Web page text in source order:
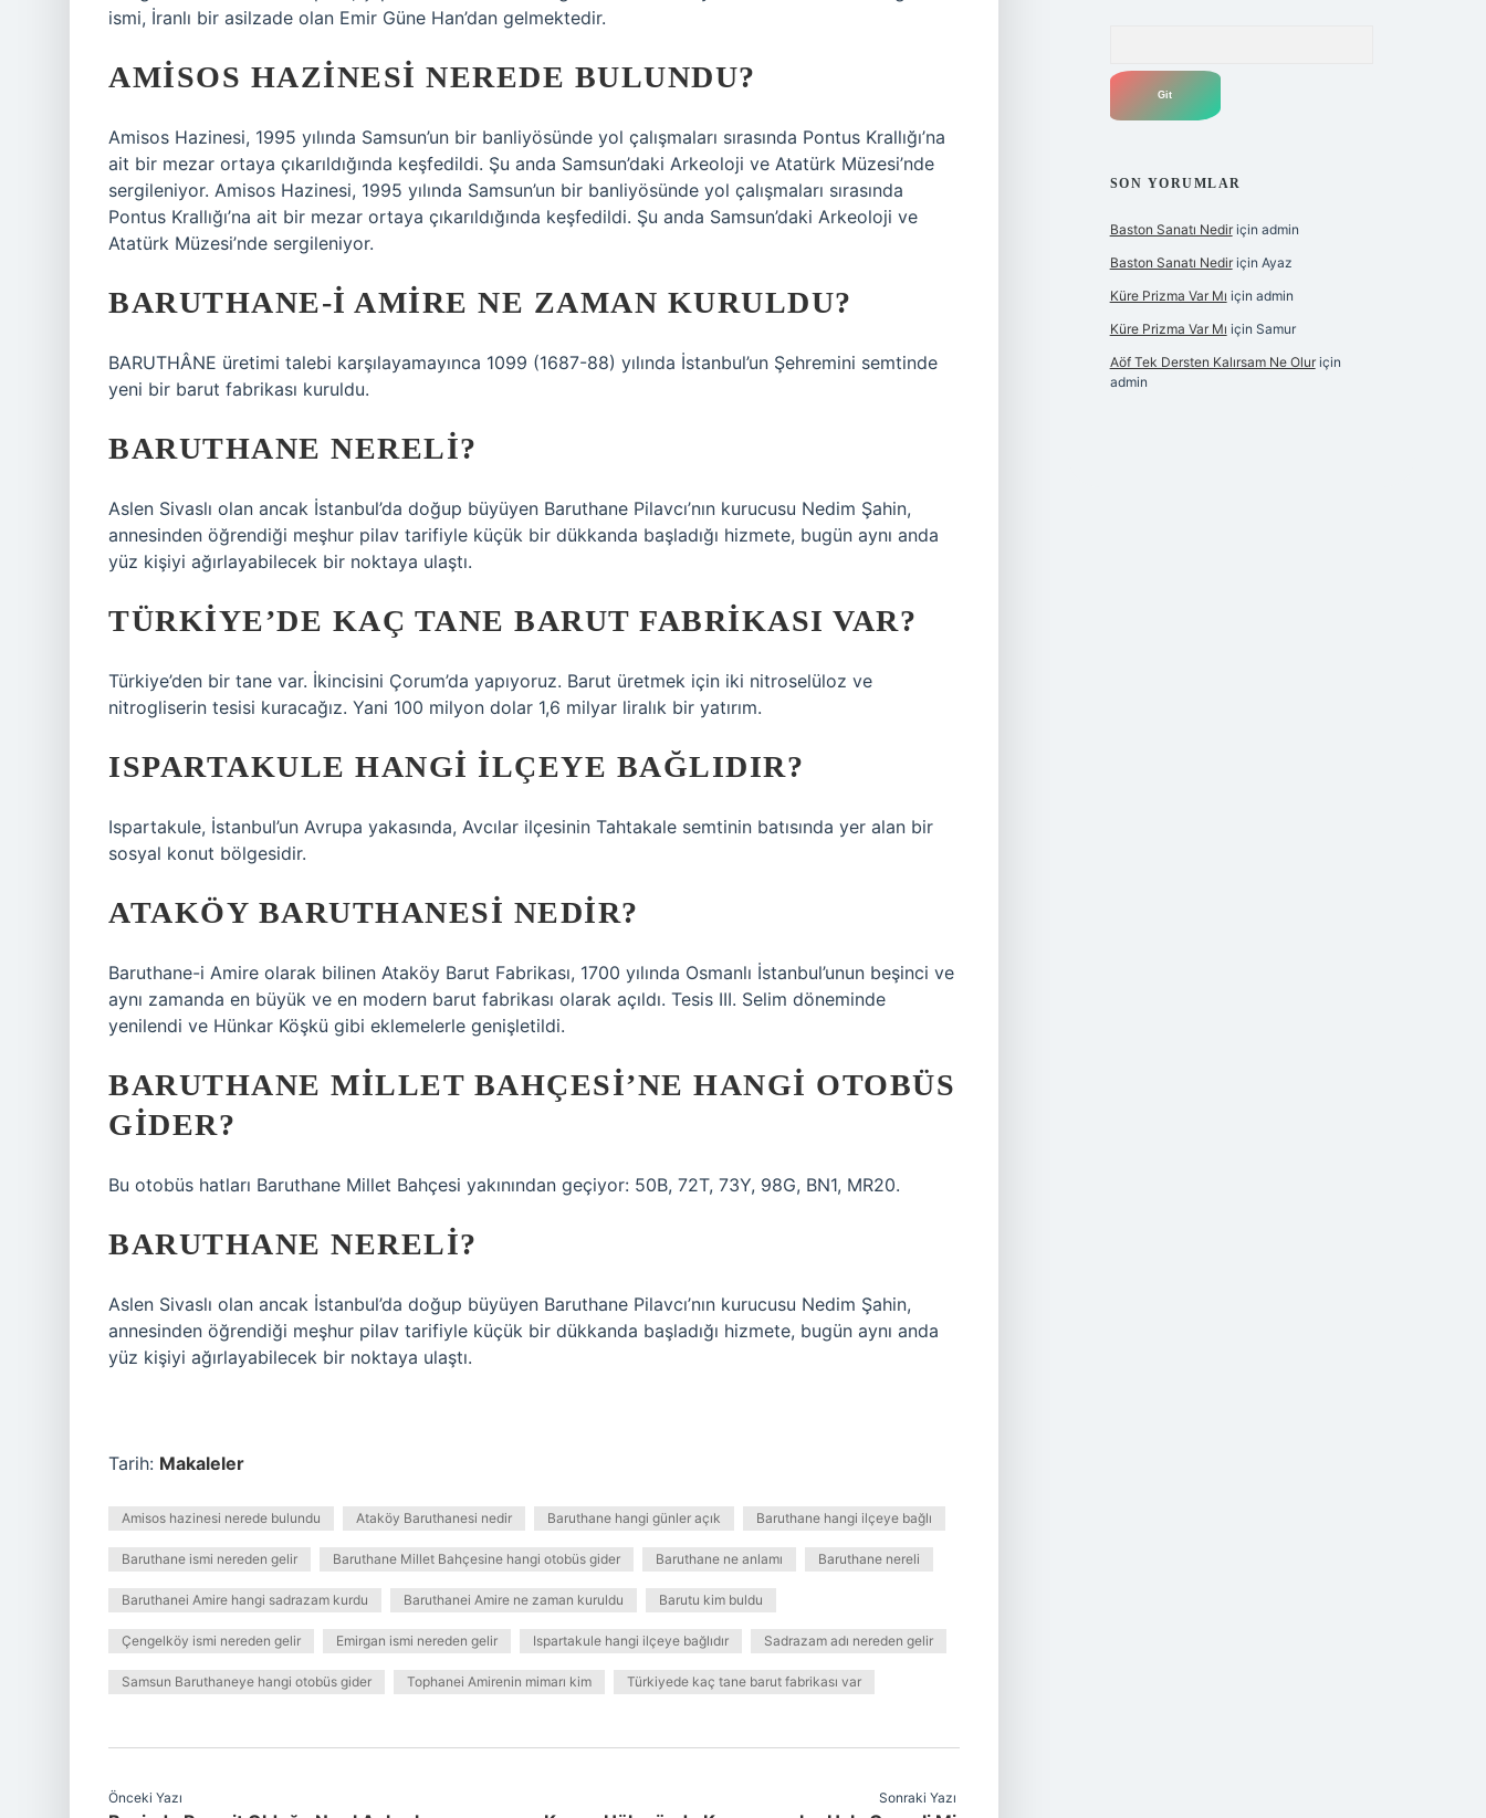
ismi, İranlı bir asilzade olan Emir Güne Han’dan gelmektedir.
AMISOS HAZINESI NEREDE BULUNDU?
Amisos Hazinesi, 1995 yılında Samsun’un bir banliyösünde yol çalışmaları sırasında Pontus Krallığı’na
ait bir mezar ortaya çıkarıldığında keşfedildi. Şu anda Samsun’daki Arkeoloji ve Atatürk Müzesi’nde
sergileniyor. Amisos Hazinesi, 1995 yılında Samsun’un bir banliyösünde yol çalışmaları sırasında
Pontus Krallığı’na ait bir mezar ortaya çıkarıldığında keşfedildi. Şu anda Samsun’daki Arkeoloji ve
Atatürk Müzesi’nde sergileniyor.
BARUTHANE-I AMIRE NE ZAMAN KURULDU?
BARUTHÂNE üretimi talebi karşılayamayınca 1099 (1687-88) yılında İstanbul’un Şehremini semtinde
yeni bir barut fabrikası kuruldu.
BARUTHANE NERELI?
Aslen Sivaslı olan ancak İstanbul’da doğup büyüyen Baruthane Pilavcı’nın kurucusu Nedim Şahin,
annesinden öğrendiği meşhur pilav tarifiyle küçük bir dükkanda başladığı hizmete, bugün aynı anda
yüz kişiyi ağırlayabilecek bir noktaya ulaştı.
TÜRKIYE’DE KAÇ TANE BARUT FABRIKASI VAR?
Türkiye’den bir tane var. İkincisini Çorum’da yapıyoruz. Barut üretmek için iki nitroselüloz ve
nitrogliserin tesisi kuracağız. Yani 100 milyon dolar 1,6 milyar liralık bir yatırım.
ISPARTAKULE HANGI ILÇEYE BAĞLIDIR?
Ispartakule, İstanbul’un Avrupa yakasında, Avcılar ilçesinin Tahtakale semtinin batısında yer alan bir
sosyal konut bölgesidir.
ATAKÖY BARUTHANESI NEDIR?
Baruthane-i Amire olarak bilinen Ataköy Barut Fabrikası, 1700 yılında Osmanlı İstanbul’unun beşinci ve
aynı zamanda en büyük ve en modern barut fabrikası olarak açıldı. Tesis III. Selim döneminde
yenilendi ve Hünkar Köşkü gibi eklemelerle genişletildi.
BARUTHANE MILLET BAHÇESI’NE HANGI OTOBÜS
GIDER?
Bu otobüs hatları Baruthane Millet Bahçesi yakınından geçiyor: 50B, 72T, 73Y, 98G, BN1, MR20.
BARUTHANE NERELI?
Aslen Sivaslı olan ancak İstanbul’da doğup büyüyen Baruthane Pilavcı’nın kurucusu Nedim Şahin,
annesinden öğrendiği meşhur pilav tarifiyle küçük bir dükkanda başladığı hizmete, bugün aynı anda
yüz kişiyi ağırlayabilecek bir noktaya ulaştı.
Tarih: Makaleler
Amisos hazinesi nerede bulundu Ataköy Baruthanesi nedir Baruthane hangi günler açık Baruthane hangi ilçeye bağlı
Baruthane ismi nereden gelir Baruthane Millet Bahçesine hangi otobüs gider Baruthane ne anlamı Baruthane nereli
Baruthanei Amire hangi sadrazam kurdu Baruthanei Amire ne zaman kuruldu Barutu kim buldu
Çengelköy ismi nereden gelir Emirgan ismi nereden gelir Ispartakule hangi ilçeye bağlıdır Sadrazam adı nereden gelir
Samsun Baruthaneye hangi otobüs gider Tophanei Amirenin mimarı kim Türkiyede kaç tane barut fabrikası var
Önceki Yazı Sonraki Yazı
SON YORUMLAR
Baston Sanatı Nediriçin admin
Baston Sanatı Nediriçin Ayaz
Küre Prizma Var Mı için admin
Küre Prizma Var Mı için Samur
Aöf Tek Dersten Kalırsam Ne Oluriçin
admin